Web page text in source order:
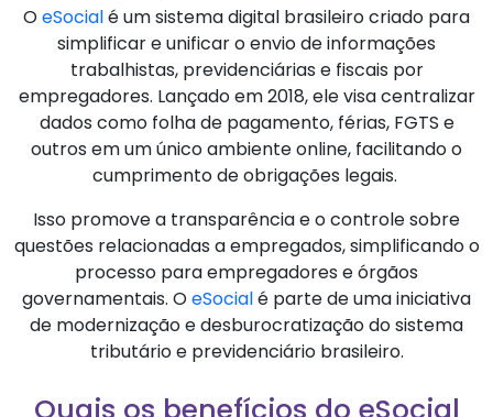
OeSocialé um sistema digital brasileiro criado para
simplificar e unificar o envio de informações
trabalhistas, previdenciárias e fiscais por
empregadores. Lançado em 2018, ele visa centralizar
dados como folha de pagamento, férias, FGTS e
outros em um único ambiente online, facilitando o
cumprimento de obrigações legais.
Isso promove a transparência e o controle sobre
questões relacionadas a empregados, simplificando o
processo para empregadores e órgãos
governamentais. OeSocialé parte de uma iniciativa
de modernização e desburocratização do sistema
tributário e previdenciário brasileiro.